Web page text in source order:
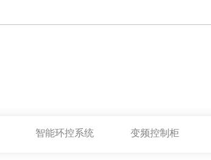
智能环控系统 变频控制柜